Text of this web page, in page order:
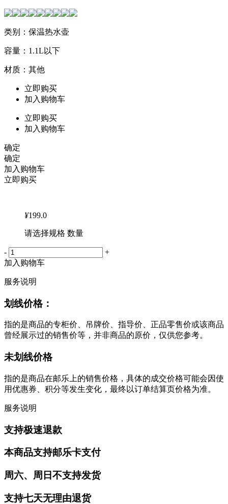
类别：保温热水壶
容量：1.1L以下
材质：其他
立即购买
加入购物车
立即购买
加入购物车
确定
确定
加入购物车
立即购买
¥199.0
请选择规格 数量
-
+
加入购物车
服务说明
划线价格：
指的是商品的专柜价、吊牌价、指导价、正品零售价或该商品
曾经展示过的销售价等，并非商品的原价，仅供您参考。
未划线价格
指的是商品在邮乐上的销售价格，具体的成交价格可能会因使
用优惠券、积分等发生变化，最终以订单结算页价格为准。
服务说明
支持极速退款
本商品支持邮乐卡支付
周六、周日不支持发货
支持七天无理由退货